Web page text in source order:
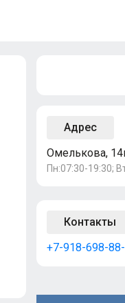
Адрес
Омелькова,
Пн:07:30-19:30;
Контакты
+7-918-698-